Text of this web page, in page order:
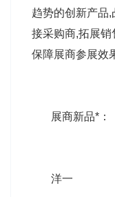
趋势的创新产品
接采购商,拓展
保障展商参展效
展商新品*：
洋一